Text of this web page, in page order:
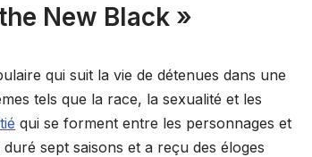
New Black »
qui suit la vie de détenues dans une
tels que la race, la sexualité et les
qui se forment entre les personnages et
duré sept saisons et a reçu des éloges